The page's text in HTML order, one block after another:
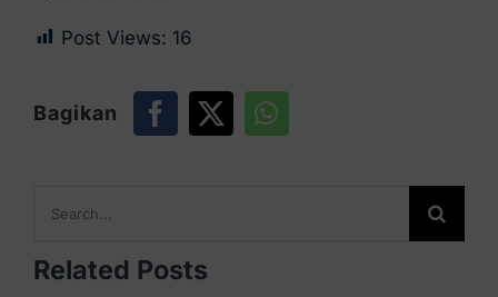
Post Views: 16
Bagikan
for:
Related Posts